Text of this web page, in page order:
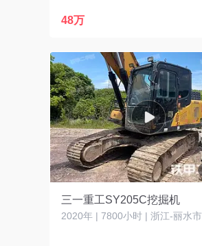
48万
三一重工SY205C挖掘机
2020年 | 7800小时 | 浙江-丽水市